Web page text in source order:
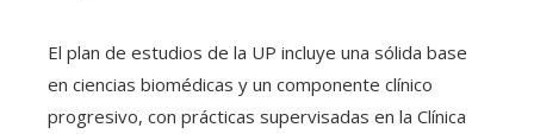
El plan de estudios de la UP incluye una sólida base
en ciencias biomédicas y un componente clínico
progresivo, con prácticas supervisadas en la Clínica